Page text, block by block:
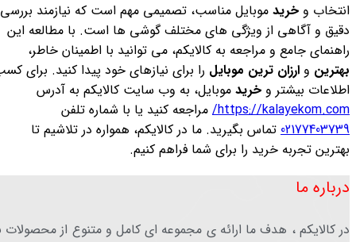
انتخاب و خرید موبایل مناسب، تصمیمی مهم است که نیازمند بررسی
دقیق و آگاهی از ویژگی های مختلف گوشی ها است. با مطالعه این
راهنمای جامع و مراجعه به کالایکم، می توانید با اطمینان خاطر،
بهترین و ارزان ترین موبایل را برای نیازهای خود پیدا کنید. برای
اطلاعات بیشتر و خرید موبایل، به وب سایت کالایکم به آدرس
https://kalayekom.com/ مراجعه کنید یا با شماره تلفن
02177403739 تماس بگیرید. ما در کالایکم، همواره در تلاشیم تا
بهترین تجربه خرید را برای شما فراهم کنیم.
درباره ما
در کالایکم ، هدف ما ارائه ی مجموعه ای کامل و متنوع از محصولات